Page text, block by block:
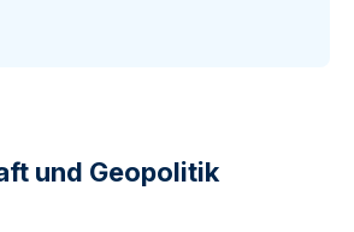
und Geopolitik